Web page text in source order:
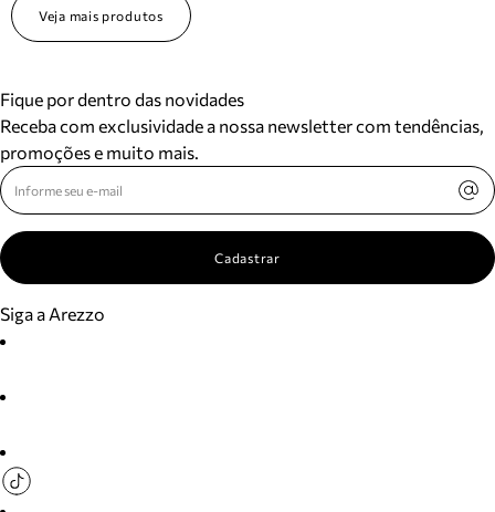
Veja mais produtos
Fique por dentro das novidades
Receba com exclusividade a nossa newsletter com tendências,
promoções e muito mais.
Cadastrar
Siga a Arezzo